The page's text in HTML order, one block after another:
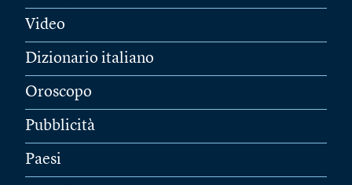
Video
Dizionario italiano
Oroscopo
Pubblicità
Paesi